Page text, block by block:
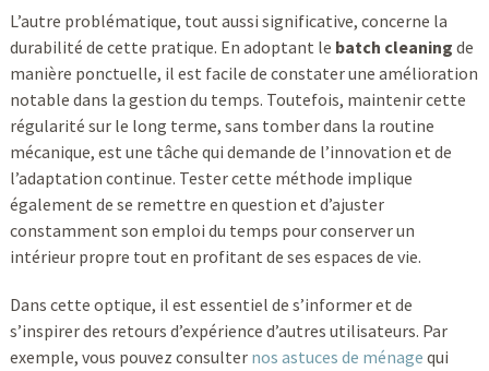
L’autre problématique, tout aussi significative, concerne la
durabilité de cette pratique. En adoptant le batch cleaning de
manière ponctuelle, il est facile de constater une amélioration
notable dans la gestion du temps. Toutefois, maintenir cette
régularité sur le long terme, sans tomber dans la routine
mécanique, est une tâche qui demande de l’innovation et de
l’adaptation continue. Tester cette méthode implique
également de se remettre en question et d’ajuster
constamment son emploi du temps pour conserver un
intérieur propre tout en profitant de ses espaces de vie.
Dans cette optique, il est essentiel de s’informer et de
s’inspirer des retours d’expérience d’autres utilisateurs. Par
exemple, vous pouvez consulter nos astuces de ménage qui